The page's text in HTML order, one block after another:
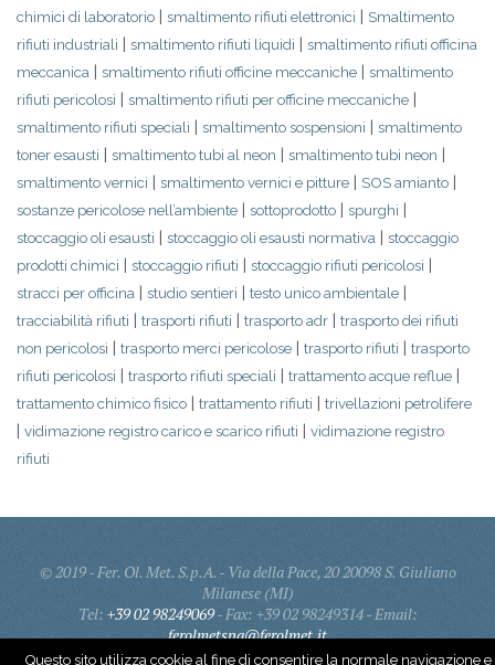
chimici di laboratorio | smaltimento rifiuti elettronici | Smaltimento
rifiuti industriali | smaltimento rifiuti liquidi | smaltimento rifiuti officina
meccanica | smaltimento rifiuti officine meccaniche | smaltimento
rifiuti pericolosi | smaltimento rifiuti per officine meccaniche |
smaltimento rifiuti speciali | smaltimento sospensioni | smaltimento
toner esausti | smaltimento tubi al neon | smaltimento tubi neon |
smaltimento vernici | smaltimento vernici e pitture | SOS amianto |
sostanze pericolose nell’ambiente | sottoprodotto | spurghi |
stoccaggio oli esausti | stoccaggio oli esausti normativa | stoccaggio
prodotti chimici | stoccaggio rifiuti | stoccaggio rifiuti pericolosi |
stracci per officina | studio sentieri | testo unico ambientale |
tracciabilità rifiuti | trasporti rifiuti | trasporto adr | trasporto dei rifiuti
non pericolosi | trasporto merci pericolose | trasporto rifiuti | trasporto
rifiuti pericolosi | trasporto rifiuti speciali | trattamento acque reflue |
trattamento chimico fisico | trattamento rifiuti | trivellazioni petrolifere
| vidimazione registro carico e scarico rifiuti | vidimazione registro
rifiuti
© 2019 - Fer. Ol. Met. S.p.A. - Via della Pace, 20 20098 S. Giuliano
Milanese (MI)
Tel: +39 02 98249069- Fax: +39 02 98249314 - Email:
ferolmetspa@ferolmet.it
Cap. Soc. 600.000,00 € i.v. - R.E.A. : 1047138 R. I. MI, C.F. e P.Iva :
Questo sito utilizza cookie al fine di consentire la normale navigazione e